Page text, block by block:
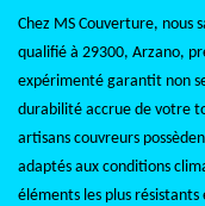
Chez MS Couverture, nous
qualifié à 29300, Arzano,
expérimenté garantit non
durabilité accrue de votre
artisans couvreurs
adaptés aux conditions
éléments les plus